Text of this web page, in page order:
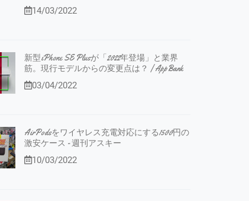
14/03/2022
新型iPhone SE Plusが「2022年登場」と業界
筋。現行モデルからの変更点は？ | AppBank
03/04/2022
AirPodsをワイヤレス充電対応にする1500円の
激安ケース - 週刊アスキー
10/03/2022